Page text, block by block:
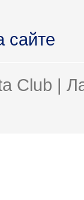
сайте
Club |